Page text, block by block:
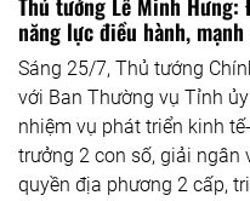
Thủ tướng Lê Minh
năng lực điều hành,
Sáng 25/7, Thủ tướng
với Ban Thường vụ Tỉnh
nhiệm vụ phát triển kinh
trưởng 2 con số, giải ngân
quyền địa phương 2 cấp,